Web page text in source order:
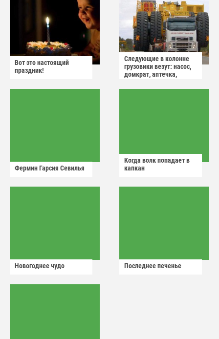
Вот это настоящий
праздник!
Следующие в колонне
грузовики везут: насос,
домкрат, аптечка,
Фермин Гарсия Севилья
Когда волк попадает в
капкан
Новогоднее чудо Последнее печенье